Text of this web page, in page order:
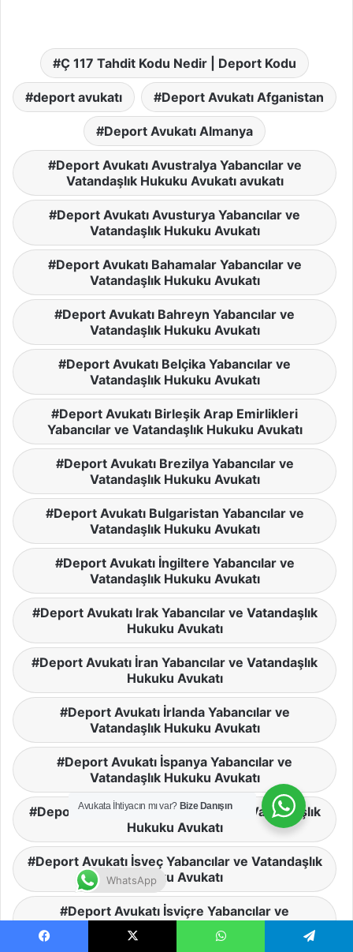
Ç 117 Tahdit Kodu Nedir | Deport Kodu
deport avukatı Deport Avukatı Afganistan
Deport Avukatı Almanya
Deport Avukatı Avustralya Yabancılar ve
Vatandaşlık Hukuku Avukatı avukatı
Deport Avukatı Avusturya Yabancılar ve
Vatandaşlık Hukuku Avukatı
Deport Avukatı Bahamalar Yabancılar ve
Vatandaşlık Hukuku Avukatı
Deport Avukatı Bahreyn Yabancılar ve
Vatandaşlık Hukuku Avukatı
Deport Avukatı Belçika Yabancılar ve
Vatandaşlık Hukuku Avukatı
Deport Avukatı Birleşik Arap Emirlikleri
Yabancılar ve Vatandaşlık Hukuku Avukatı
Deport Avukatı Brezilya Yabancılar ve
Vatandaşlık Hukuku Avukatı
Deport Avukatı Bulgaristan Yabancılar ve
Vatandaşlık Hukuku Avukatı
Deport Avukatı İngiltere Yabancılar ve
Vatandaşlık Hukuku Avukatı
Deport Avukatı Irak Yabancılar ve Vatandaşlık
Hukuku Avukatı
Deport Avukatı İran Yabancılar ve Vatandaşlık
Hukuku Avukatı
Deport Avukatı İrlanda Yabancılar ve
Vatandaşlık Hukuku Avukatı
Deport Avukatı İspanya Yabancılar ve
Vatandaşlık Hukuku Avukatı
Deport Avukatı İsrail Yabancılar ve Vatandaşlık
Hukuku Avukatı
Deport Avukatı İsveç Yabancılar ve Vatandaşlık
Hukuku Avukatı
Deport Avukatı İsviçre Yabancılar ve
Vatandaşlık Hukuku Avukatı
Avukata İhtiyacın mı var? Bize Danışın
WhatsApp